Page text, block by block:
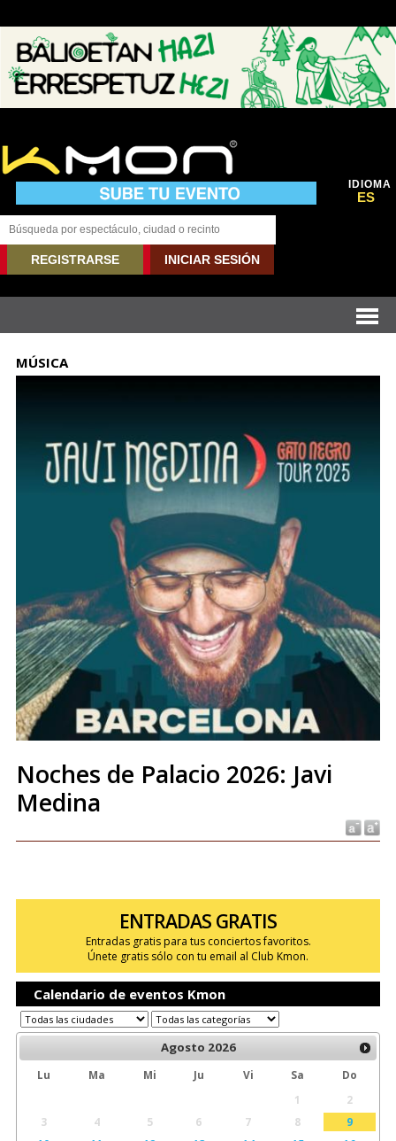
IDIOMA
ES
REGISTRARSE INICIAR SESIÓN
MÚSICA
Noches de Palacio 2026: Javi
Medina
ENTRADAS GRATIS
Entradas gratis para tus conciertos favoritos.
Únete gratis sólo con tu email al Club Kmon.
Calendario de eventos Kmon
Agosto 2026
Lu Ma Mi Ju Vi Sa
Do
1
2
3
4 5 6 7 8
9